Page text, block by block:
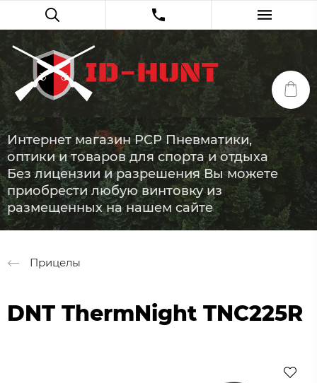
Интернет магазин PCP Пневматики,
оптики и товаров для спорта и отдыха
Без лицензии и разрешения Вы можете
приобрести любую винтовку из
размещенных на нашем сайте
Прицелы
DNT ThermNight TNC225R